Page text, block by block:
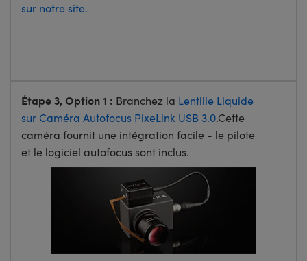
sur notre site.
Étape 3, Option 1 : Branchez la Lentille Liquide
sur Caméra Autofocus PixeLink USB 3.0.Cette
caméra fournit une intégration facile - le pilote
et le logiciel autofocus sont inclus.